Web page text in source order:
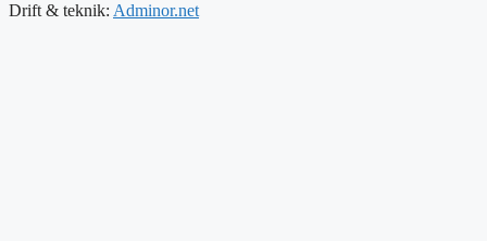
Drift & teknik: Adminor.net